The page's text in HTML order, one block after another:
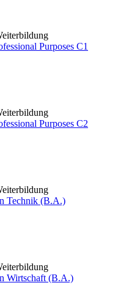
Purposes C1
Purposes C2
Technik (B.A.)
Wirtschaft (B.A.)